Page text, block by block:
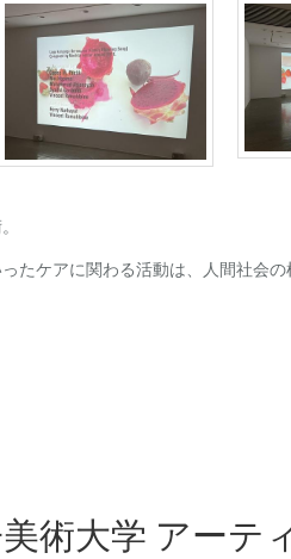
たケアに関わる活動は、人間社会
美術大学 アー